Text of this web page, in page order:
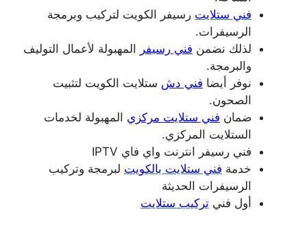
فني ستلايت رسيفر الكويت لتركيب وبرمجة
الرسيفرات.
لذلك نضمن فني رسيفر
المهبولة لأعمال التوليف
والبرمجة.
نوفر أيضا فني دش ستلايت الكويت لتثبيت
الصحون.
ضمان فني ستلايت مركزي المهبولة لخدمات
الستلايت المركزي.
فني رسيفر انترنت واي فاي IPTV
خدمة فني ستلايت بالكويت لبرمجة وتركيب
الرسيفرات الحديثة
أول فني تركيب ستلايت